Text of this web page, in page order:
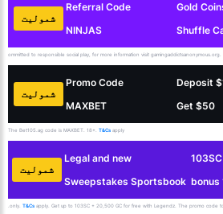
Referral Code
NINJAS
شمولیت
to responsible social play, for more information visit gamingaddictsanonymous.org.
Deposit
Get $50
Promo Code
MAXBET
شمولیت
The Bet105.ag code is MAXBET. 18+. T&Cs apply
Legal and new
Sweepstakes Sportsbook
شمولیت
T&Cs apply. Get up to 103SC + 20,500 GC for free with Legendz. The promo code